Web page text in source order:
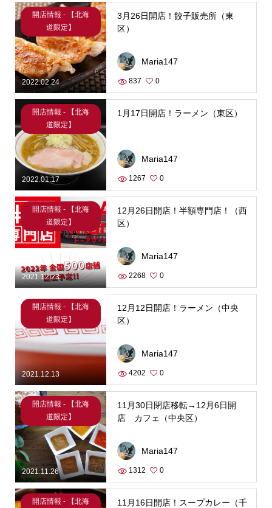
2022.02.24
開店情報 - 【北海
道限定】
3月26日開店！餃子販売所（東
区）
Maria147
837 0
2022.01.17
開店情報 - 【北海
道限定】
1月17日開店！ラーメン（東区）
Maria147
1267 0
2021.12.23
開店情報 - 【北海
道限定】
12月26日開店！半額専門店！（西
区）
Maria147
2268 0
2021.12.13
開店情報 - 【北海
道限定】
12月12日開店！ラーメン（中央
区）
Maria147
4202 0
2021.11.26
開店情報 - 【北海
道限定】
11月30日閉店移転→12月6日開
店 カフェ（中央区）
Maria147
1312 0
開店情報 - 【北海
11月16日開店！スープカレー（千